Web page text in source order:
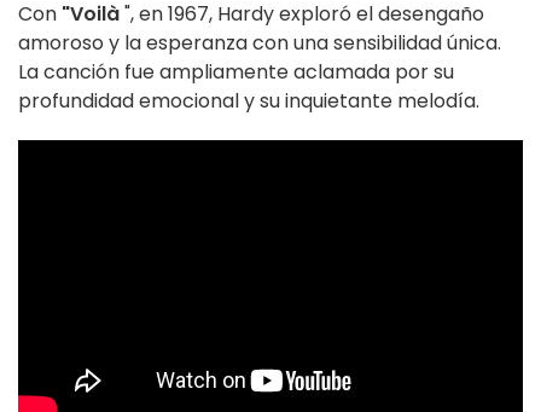
Con "Voilà", en 1967, Hardy exploró el desengaño
amoroso y la esperanza con una sensibilidad única.
La canción fue ampliamente aclamada por su
profundidad emocional y su inquietante melodía.